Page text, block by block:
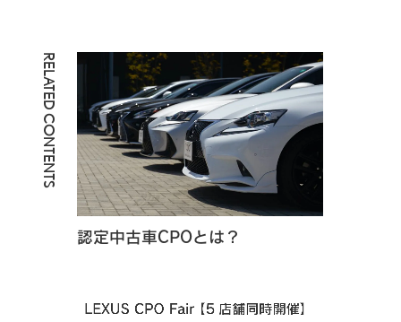
RELATED CONTENTS
認定中古車CPOとは？